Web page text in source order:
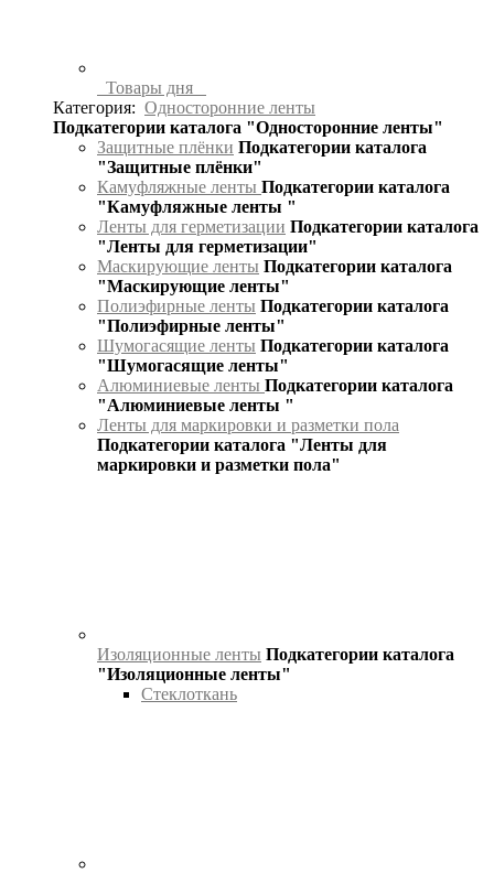
Товары дня
Категория: Односторонние ленты
Подкатегории каталога "Односторонние ленты"
Защитные плёнки Подкатегории каталога
"Защитные плёнки"
Камуфляжные ленты Подкатегории каталога
"Камуфляжные ленты "
Ленты для герметизации Подкатегории каталога
"Ленты для герметизации"
Маскирующие ленты Подкатегории каталога
"Маскирующие ленты"
Полиэфирные ленты Подкатегории каталога
"Полиэфирные ленты"
Шумогасящие ленты Подкатегории каталога
"Шумогасящие ленты"
Алюминиевые ленты Подкатегории каталога
"Алюминиевые ленты "
Ленты для маркировки и разметки пола
Подкатегории каталога "Ленты для
маркировки и разметки пола"
Изоляционные ленты Подкатегории каталога
"Изоляционные ленты"
Стеклоткань